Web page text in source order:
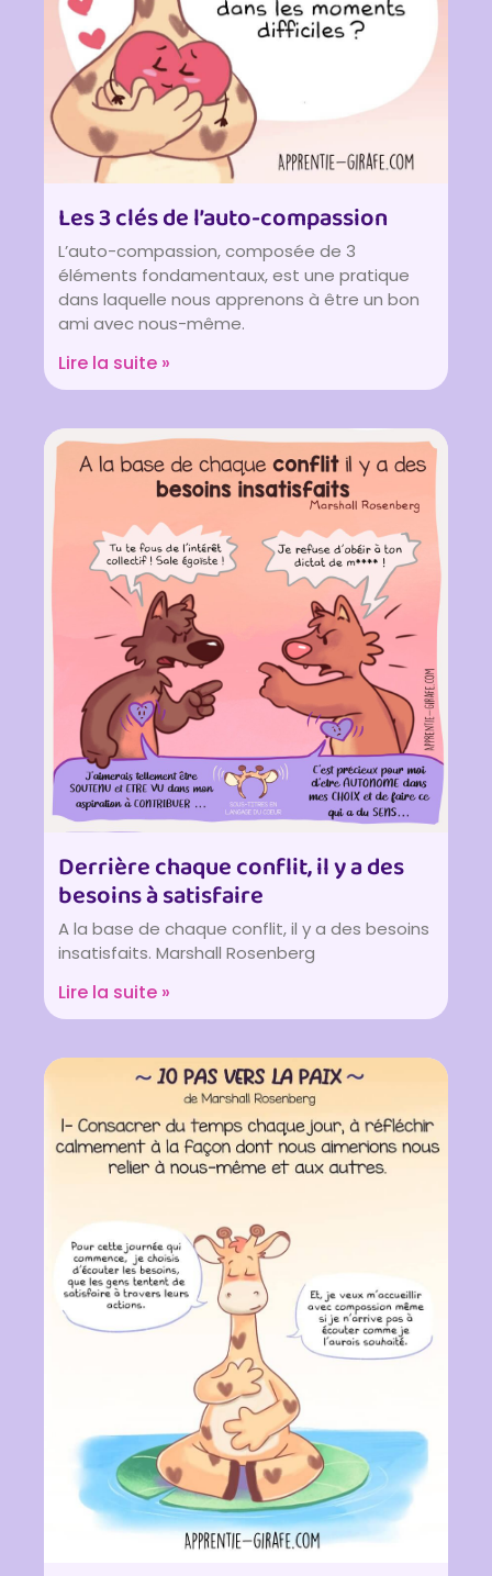
Les 3 clés de l’auto-compassion
L’auto-compassion, composée de 3
éléments fondamentaux, est une pratique
dans laquelle nous apprenons à être un bon
ami avec nous-même.
Lire la suite »
Derrière chaque conflit, il y a des
besoins à satisfaire
A la base de chaque conflit, il y a des besoins
insatisfaits. Marshall Rosenberg
Lire la suite »